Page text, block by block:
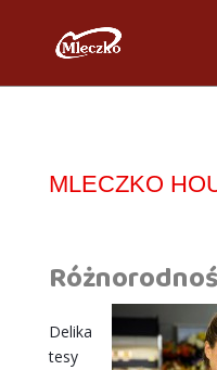
MLECZKO
Delika
tesy